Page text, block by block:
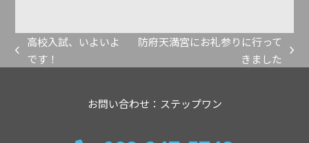
previous
高校入試、いよいよ
です！
防府天満宮にお礼参りに行って
きました
お問い合わせ：ステップワン